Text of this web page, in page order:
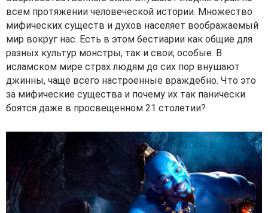
всем протяжении человеческой истории. Множество
мифических существ и духов населяет воображаемый
мир вокруг нас. Есть в этом бестиарии как общие для
разных культур монстры, так и свои, особые. В
исламском мире страх людям до сих пор внушают
джинны, чаще всего настроенные враждебно. Что это
за мифические существа и почему их так панически
боятся даже в просвещенном 21 столетии?